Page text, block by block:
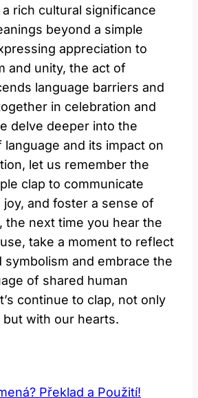
a rich cultural ⁤significance
beyond‍ a⁢ simple
appreciation to
and unity, the ⁣act ⁤of
language ‌barriers and
⁤in celebration and
delve deeper into the
and its impact ‍on
let us⁣ remember the
clap to communicate
joy, and foster a⁤ sense of
the next ‍time you⁤ hear the
take a ⁣moment to reflect
symbolism and‌ embrace‌ the
of shared human
continue to clap, not only
with our hearts.
Překlad a Použití!